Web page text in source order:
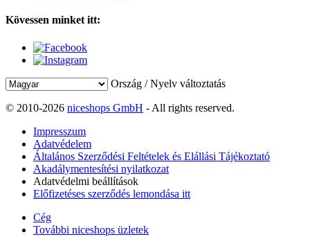
Kövessen minket itt:
Ország / Nyelv változtatás
© 2010-2026 niceshops GmbH - All rights reserved.
Impresszum
Adatvédelem
Általános Szerződési Feltételek és Elállási Tájékoztató
Akadálymentesítési nyilatkozat
Adatvédelmi beállítások
Előfizetéses szerződés lemondása itt
Cég
További niceshops üzletek